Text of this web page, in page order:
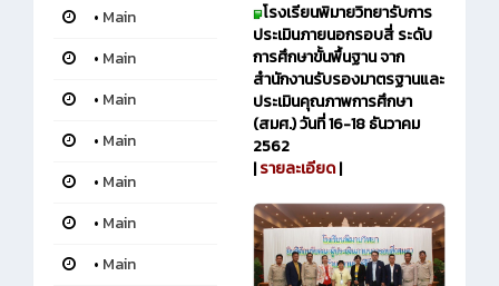
• Main
• Main
• Main
• Main
• Main
• Main
• Main
โรงเรียนพิมายวิทยารับการ
ประเมินภายนอกรอบสี่ ระดับ
การศึกษาขั้นพื้นฐาน จาก
สำนักงานรับรองมาตรฐานและ
ประเมินคุณภาพการศึกษา
(สมศ.) วันที่ 16-18 ธันวาคม
2562
|รายละเอียด|